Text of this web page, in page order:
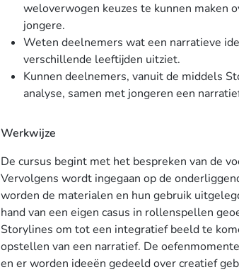
weloverwogen keuzes te kunnen maken
jongere.
Weten deelnemers wat een narratieve
verschillende leeftijden uitziet.
Kunnen deelnemers, vanuit de middels
analyse, samen met jongeren een
Werkwijze
De cursus begint met het bespreken van de
Vervolgens wordt ingegaan op de
worden de materialen en hun gebruik
hand van een eigen casus in rollenspellen
Storylines om tot een integratief beeld te
opstellen van een narratief. De
en er worden ideeën gedeeld over creatief